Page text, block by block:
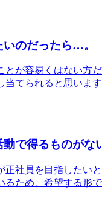
のだったら…。
が容易くはない方
てられると思いま
で得るものが
社員を目指したい
ため、希望する形